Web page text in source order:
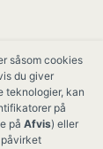
såsom cookies
du giver
teknologier, kan
på
på Afvis) eller